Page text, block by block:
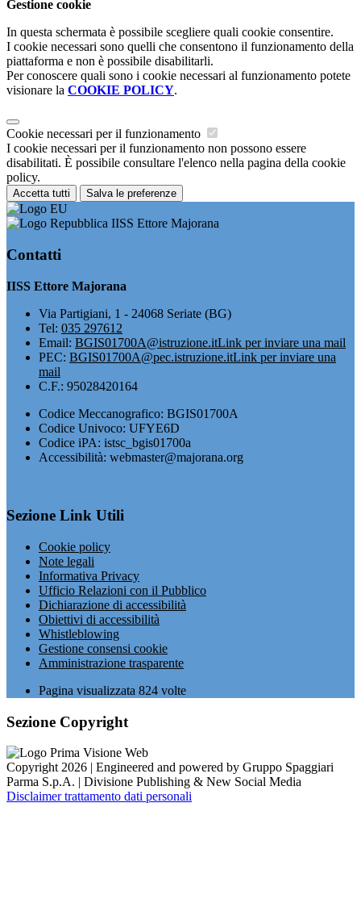
Gestione cookie
In questa schermata è possibile scegliere quali cookie consentire.
I cookie necessari sono quelli che consentono il funzionamento della
piattaforma e non è possibile disabilitarli.
Per conoscere quali sono i cookie necessari al funzionamento potete
visionare la COOKIE POLICY.
Cookie necessari per il funzionamento
I cookie necessari per il funzionamento non possono essere
disabilitati. È possibile consultare l'elenco nella pagina della cookie
policy.
Accetta tutti Salva le preferenze
IISS Ettore Majorana
Contatti
IISS Ettore Majorana
Via Partigiani, 1 - 24068 Seriate (BG)
Tel: 035 297612
Email: BGIS01700A@istruzione.itLink per inviare una mail
PEC: BGIS01700A@pec.istruzione.itLink per inviare una
mail
C.F.: 95028420164
Codice Meccanografico: BGIS01700A
Codice Univoco: UFYE6D
Codice iPA: istsc_bgis01700a
Accessibilità: webmaster@majorana.org
Sezione Link Utili
Cookie policy
Note legali
Informativa Privacy
Ufficio Relazioni con il Pubblico
Dichiarazione di accessibilità
Obiettivi di accessibilità
Whistleblowing
Gestione consensi cookie
Amministrazione trasparente
Pagina visualizzata 824 volte
Sezione Copyright
Copyright 2026 | Engineered and powered by Gruppo Spaggiari
Parma S.p.A. | Divisione Publishing & New Social Media
Disclaimer trattamento dati personali